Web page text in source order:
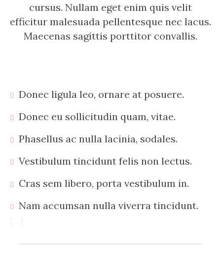
cursus. Nullam eget enim quis velit
efficitur malesuada pellentesque nec lacus.
Maecenas sagittis porttitor convallis.
Donec ligula leo, ornare at posuere.
Donec eu sollicitudin quam, vitae.
Phasellus ac nulla lacinia, sodales.
Vestibulum tincidunt felis non lectus.
Cras sem libero, porta vestibulum in.
Nam accumsan nulla viverra tincidunt.